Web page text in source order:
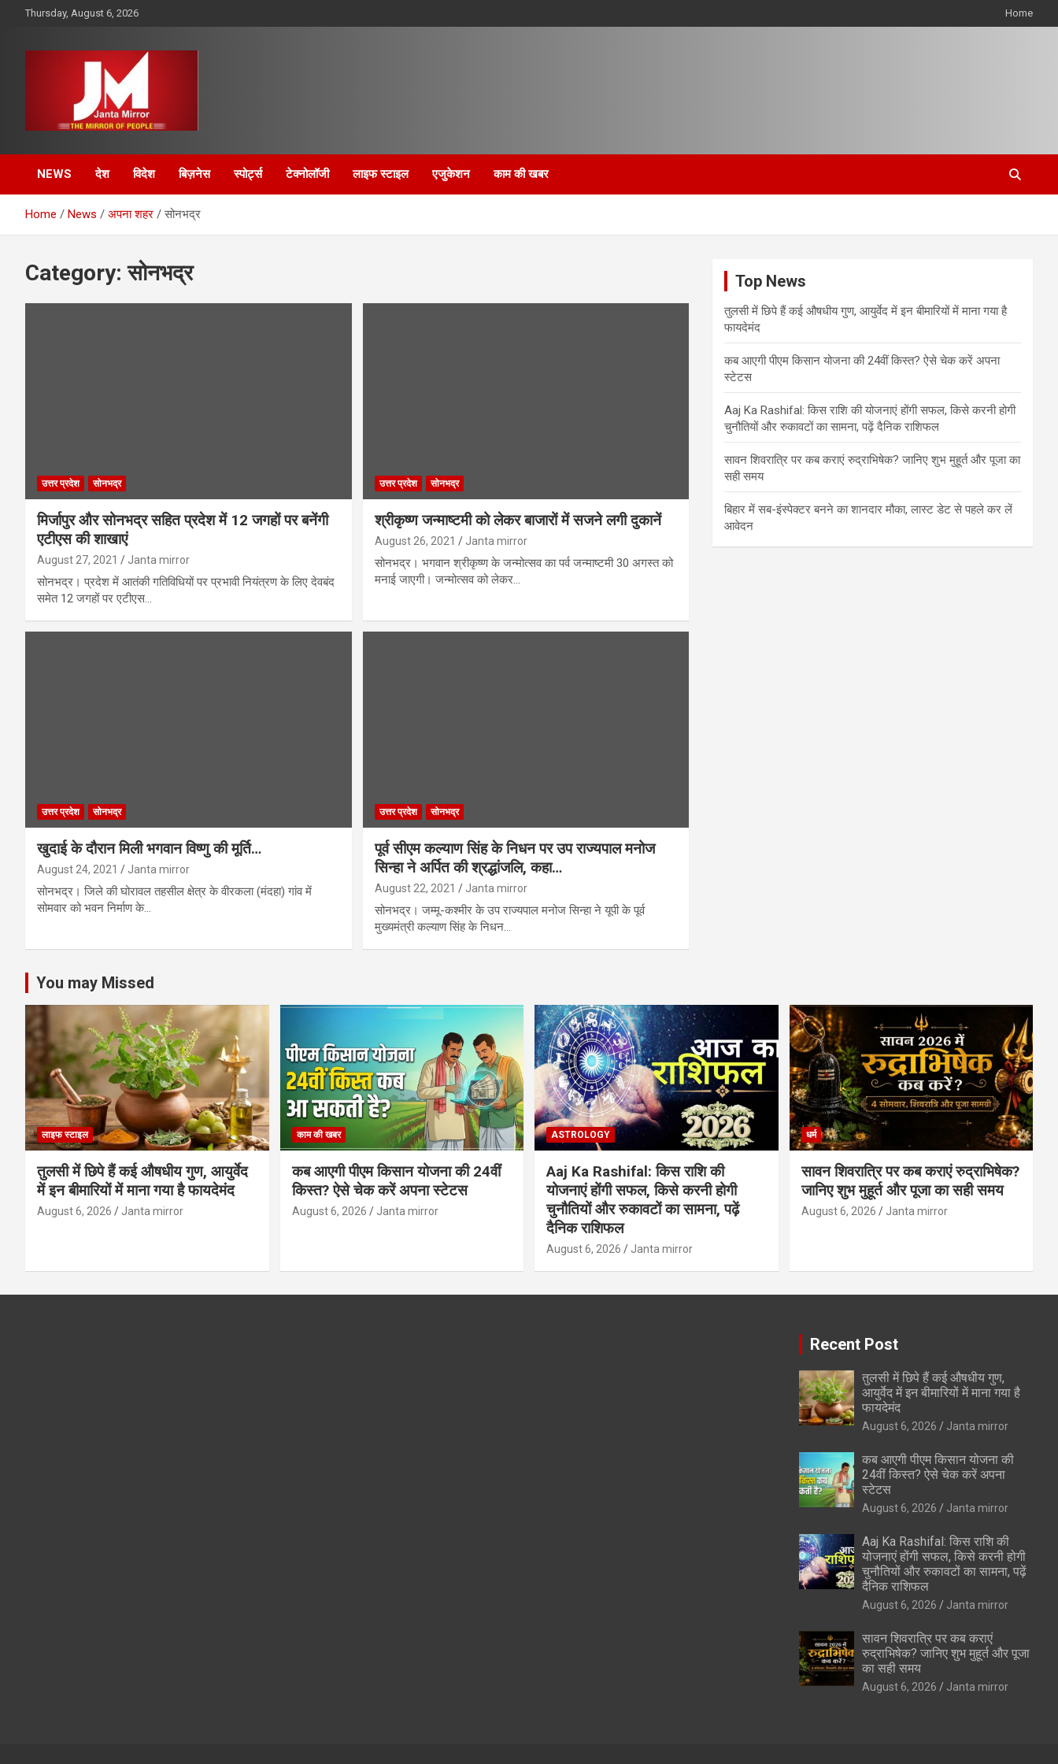
Thursday, August 6, 2026 Home
Janta Mirror
NEWS देश विदेश बिज़नेस स्पोर्ट्स टेक्नोलॉजी लाइफ स्टाइल एजुकेशन काम की खबर
Home News अपना शहर सोनभद्र
Category:सोनभद्र
उत्तर प्रदेश सोनभद्र
मिर्जापुर और सोनभद्र सहित प्रदेश में 12 जगहों पर बनेंगी
एटीएस की शाखाएं
August 27, 2021 Janta mirror
सोनभद्र। प्रदेश में आतंकी गतिविधियों पर प्रभावी नियंत्रण के लिए देवबंद
समेत 12 जगहों पर एटीएस…
उत्तर प्रदेश सोनभद्र
श्रीकृष्ण जन्माष्टमी को लेकर बाजारों में सजने लगी दुकानें
August 26, 2021 Janta mirror
सोनभद्र। भगवान श्रीकृष्ण के जन्मोत्सव का पर्व जन्माष्टमी 30 अगस्त को
मनाई जाएगी। जन्मोत्सव को लेकर…
उत्तर प्रदेश सोनभद्र
खुदाई के दौरान मिली भगवान विष्णु की मूर्ति…
August 24, 2021 Janta mirror
सोनभद्र। जिले की घोरावल तहसील क्षेत्र के वीरकला (मंदहा) गांव में
सोमवार को भवन निर्माण के…
उत्तर प्रदेश सोनभद्र
पूर्व सीएम कल्याण सिंह के निधन पर उप राज्यपाल मनोज
सिन्हा ने अर्पित की श्रद्धांजलि, कहा…
August 22, 2021 Janta mirror
सोनभद्र। जम्मू-कश्मीर के उप राज्यपाल मनोज सिन्हा ने यूपी के पूर्व
मुख्यमंत्री कल्याण सिंह के निधन…
Top News
तुलसी में छिपे हैं कई औषधीय गुण, आयुर्वेद में इन बीमारियों में माना गया है
फायदेमंद
कब आएगी पीएम किसान योजना की 24वीं किस्त? ऐसे चेक करें अपना
स्टेटस
Aaj Ka Rashifal: किस राशि की योजनाएं होंगी सफल, किसे करनी होगी
चुनौतियों और रुकावटों का सामना, पढ़ें दैनिक राशिफल
सावन शिवरात्रि पर कब कराएं रुद्राभिषेक? जानिए शुभ मुहूर्त और पूजा का
सही समय
बिहार में सब-इंस्पेक्टर बनने का शानदार मौका, लास्ट डेट से पहले कर लें
आवेदन
You may Missed
लाइफ स्टाइल
तुलसी में छिपे हैं कई औषधीय गुण, आयुर्वेद
में इन बीमारियों में माना गया है फायदेमंद
August 6, 2026 Janta mirror
काम की खबर
कब आएगी पीएम किसान योजना की 24वीं
किस्त? ऐसे चेक करें अपना स्टेटस
August 6, 2026 Janta mirror
ASTROLOGY
Aaj Ka Rashifal: किस राशि की
योजनाएं होंगी सफल, किसे करनी होगी
चुनौतियों और रुकावटों का सामना, पढ़ें
दैनिक राशिफल
August 6, 2026 Janta mirror
धर्म
सावन शिवरात्रि पर कब कराएं रुद्राभिषेक?
जानिए शुभ मुहूर्त और पूजा का सही समय
August 6, 2026 Janta mirror
Recent Post
तुलसी में छिपे हैं कई औषधीय गुण,
आयुर्वेद में इन बीमारियों में माना गया है
फायदेमंद
August 6, 2026 Janta mirror
कब आएगी पीएम किसान योजना की
24वीं किस्त? ऐसे चेक करें अपना
स्टेटस
August 6, 2026 Janta mirror
Aaj Ka Rashifal: किस राशि की
योजनाएं होंगी सफल, किसे करनी होगी
चुनौतियों और रुकावटों का सामना, पढ़ें
दैनिक राशिफल
August 6, 2026 Janta mirror
सावन शिवरात्रि पर कब कराएं
रुद्राभिषेक? जानिए शुभ मुहूर्त और पूजा
का सही समय
August 6, 2026 Janta mirror